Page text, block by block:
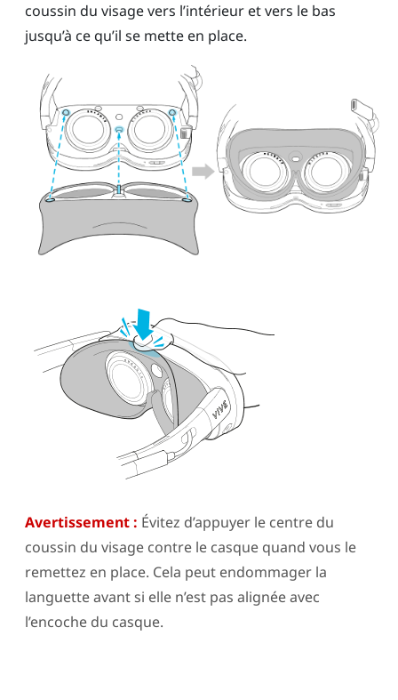
coussin du visage vers l’intérieur et vers le bas
jusqu’à ce qu’il se mette en place.
Avertissement : Évitez d’appuyer le centre du
coussin du visage contre le casque quand vous le
remettez en place. Cela peut endommager la
languette avant si elle n’est pas alignée avec
l’encoche du casque.